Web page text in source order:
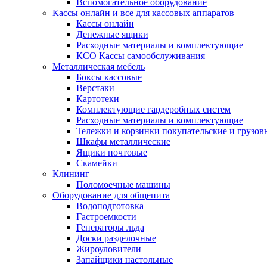
Вспомогательное оборудование
Кассы онлайн и все для кассовых аппаратов
Кассы онлайн
Денежные ящики
Расходные материалы и комплектующие
КСО Кассы самообслуживания
Металлическая мебель
Боксы кассовые
Верстаки
Картотеки
Комплектующие гардеробных систем
Расходные материалы и комплектующие
Тележки и корзинки покупательские и
Шкафы металлические
Ящики почтовые
Скамейки
Клининг
Поломоечные машины
Оборудование для общепита
Водоподготовка
Гастроемкости
Генераторы льда
Доски разделочные
Жироуловители
Запайщики настольные